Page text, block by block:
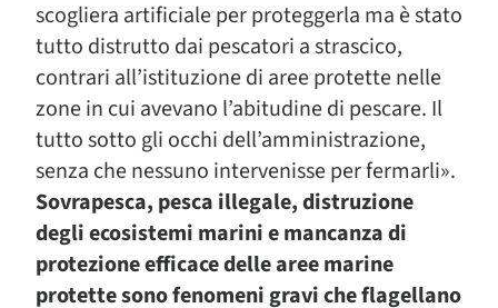
scogliera artificiale per proteggerla ma è stato
tutto distrutto dai pescatori a strascico,
contrari all’istituzione di aree protette nelle
zone in cui avevano l’abitudine di pescare. Il
tutto sotto gli occhi dell’amministrazione,
senza che nessuno intervenisse per fermarli».
Sovrapesca, pesca illegale, distruzione
degli ecosistemi marini e mancanza di
protezione efficace delle aree marine
protette sono fenomeni gravi che flagellano